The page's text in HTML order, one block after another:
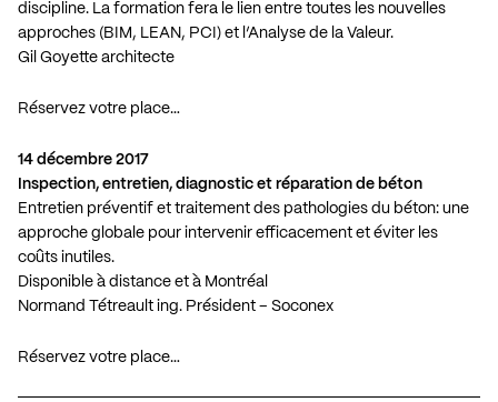
discipline. La formation fera le lien entre toutes les nouvelles
approches (BIM, LEAN, PCI) et l’Analyse de la Valeur.
Gil Goyette architecte
Réservez votre place…
14 décembre 2017
Inspection, entretien, diagnostic et réparation de béton
Entretien préventif et traitement des pathologies du béton: une
approche globale pour intervenir efficacement et éviter les
coûts inutiles.
Disponible à distance et à Montréal
Normand Tétreault ing. Président – Soconex
Réservez votre place…